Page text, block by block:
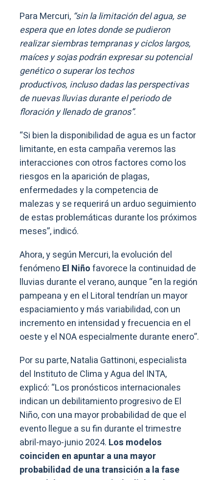
Para Mercuri, “sin la limitación del agua, se
espera que en lotes donde se pudieron
realizar siembras tempranas y ciclos largos,
maíces y sojas podrán expresar su potencial
genético o superar los techos
productivos, incluso dadas las perspectivas
de nuevas lluvias durante el periodo de
floración y llenado de granos”.
“Si bien la disponibilidad de agua es un factor
limitante, en esta campaña veremos las
interacciones con otros factores como los
riesgos en la aparición de plagas,
enfermedades y la competencia de
malezas y se requerirá un arduo seguimiento
de estas problemáticas durante los próximos
meses”, indicó.
Ahora, y según Mercuri, la evolución del
fenómenoEl Niñofavorece la continuidad de
lluvias durante el verano, aunque “en la región
pampeana y en el Litoral tendrían un mayor
espaciamiento y más variabilidad, con un
incremento en intensidad y frecuencia en el
oeste y el NOA especialmente durante enero”.
Por su parte, Natalia Gattinoni, especialista
del Instituto de Clima y Agua del INTA,
explicó: “Los pronósticos internacionales
indican un debilitamiento progresivo de El
Niño, con una mayor probabilidad de que el
evento llegue a su fin durante el trimestre
abril-mayo-junio 2024. Los modelos
coinciden en apuntar a una mayor
probabilidad de una transición a la fase